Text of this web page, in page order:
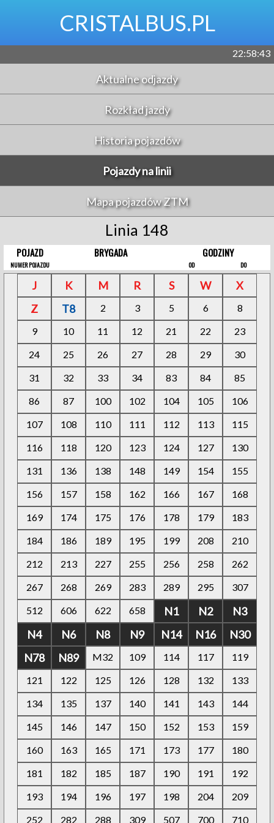
CRISTALBUS.PL
22:58:43
Aktualne odjazdy
Rozkład jazdy
Historia pojazdów
Pojazdy na linii
Mapa pojazdów ZTM
Linia 148
POJAZD BRYGADA GODZINY
NUMER POJAZDU OD DO
J K M R S W
X
Z
T8 2 3 5 6
8
9
10 11 12 21 22
23
24
25 26 27 28 29
30
31
32 33 34 83 84
85
86
87 100 102 104 105
106
107
108 110 111 112 113
115
116
118 120 123 124 127
130
131
136 138 148 149 154
155
156
157 158 162 166 167
168
169
174 175 176 178 179
183
184
186 189 195 199 208
210
212
213 227 255 256 258
262
267
268 269 283 289 295
307
512
606 622 658 N1 N2
N3
N4
N6 N8 N9 N14 N16
N30
N78
N89 M32 109 114 117
119
121
122 125 126 128 132
133
134
135 137 140 141 143
144
145
146 147 150 152 153
159
160
163 165 171 173 177
180
181
182 185 187 190 191
192
193
194 196 197 198 204
209
252
282 288 309 507 700 710